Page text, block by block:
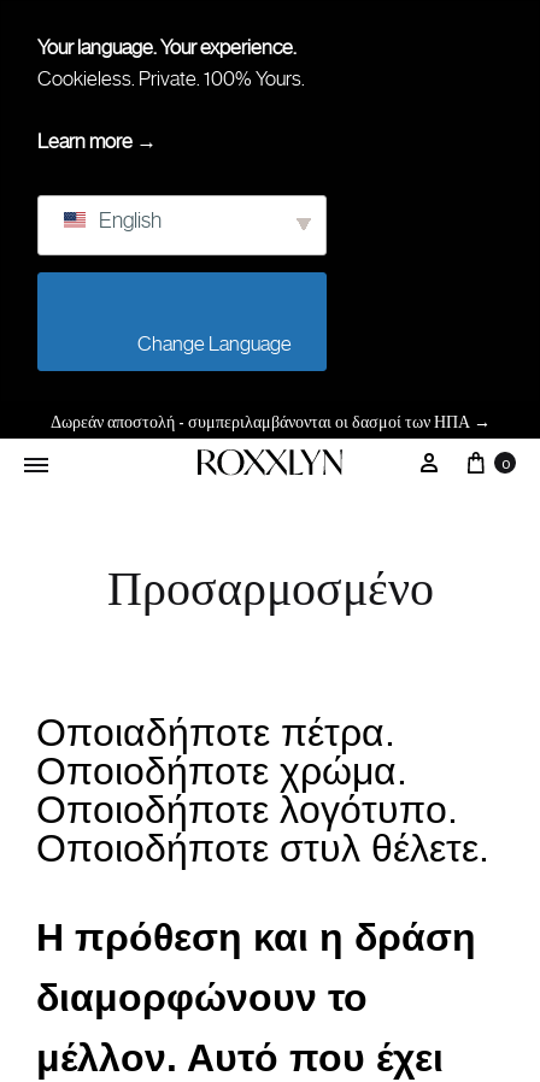
Your language. Your experience.
Cookieless. Private. 100% Yours.
Learn more →
English
Δωρεάν αποστολή - συμπεριλαμβάνονται οι δασμοί των ΗΠΑ →
0
Προσαρμοσμένο
Οποιαδήποτε πέτρα.
Οποιοδήποτε χρώμα.
Οποιοδήποτε λογότυπο.
Οποιοδήποτε στυλ θέλετε.
Η πρόθεση και η δράση
διαμορφώνουν το
μέλλον. Αυτό που έχει